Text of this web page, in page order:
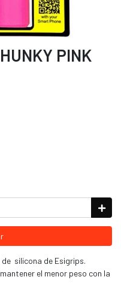
PINK
silicona de Esigrips.
el menor peso con la